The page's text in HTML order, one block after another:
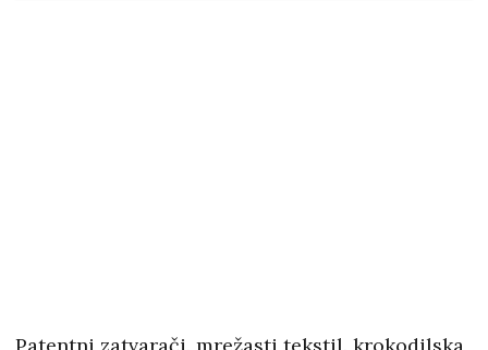
Patentni zatvarači, mrežasti tekstil, krokodilska